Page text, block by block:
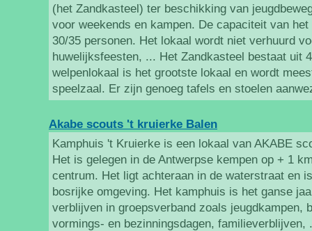
(het Zandkasteel) ter beschikking van
voor weekends en kampen. De capaciteit van
30/35 personen. Het lokaal wordt niet verhuurd
huwelijksfeesten, ... Het Zandkasteel bestaat uit
welpenlokaal is het grootste lokaal en wordt
speelzaal. Er zijn genoeg tafels en stoelen
Akabe scouts 't kruierke Balen
Kamphuis 't Kruierke is een lokaal van AKABE
Het is gelegen in de Antwerpse kempen op + 1
centrum. Het ligt achteraan in de waterstraat en
bosrijke omgeving. Het kamphuis is het ganse
verblijven in groepsverband zoals jeugdkampen,
vormings- en bezinningsdagen, familieverblijven,